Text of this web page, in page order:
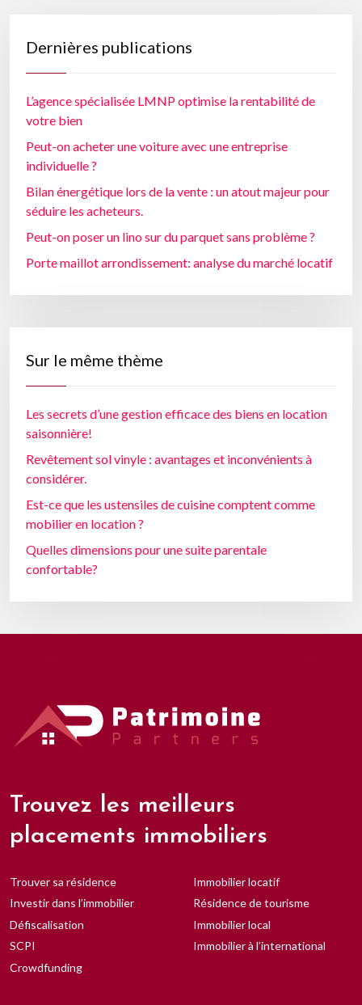
Dernières publications
L’agence spécialisée LMNP optimise la rentabilité de
votre bien
Peut-on acheter une voiture avec une entreprise
individuelle ?
Bilan énergétique lors de la vente : un atout majeur pour
séduire les acheteurs.
Peut-on poser un lino sur du parquet sans problème ?
Porte maillot arrondissement: analyse du marché locatif
Sur le même thème
Les secrets d’une gestion efficace des biens en location
saisonnière!
Revêtement sol vinyle : avantages et inconvénients à
considérer.
Est-ce que les ustensiles de cuisine comptent comme
mobilier en location ?
Quelles dimensions pour une suite parentale
confortable?
Trouvez les meilleurs
placements immobiliers
Trouver sa résidence
Investir dans l’immobilier
Défiscalisation
SCPI
Crowdfunding
Immobilier locatif
Résidence de tourisme
Immobilier local
Immobilier à l’international